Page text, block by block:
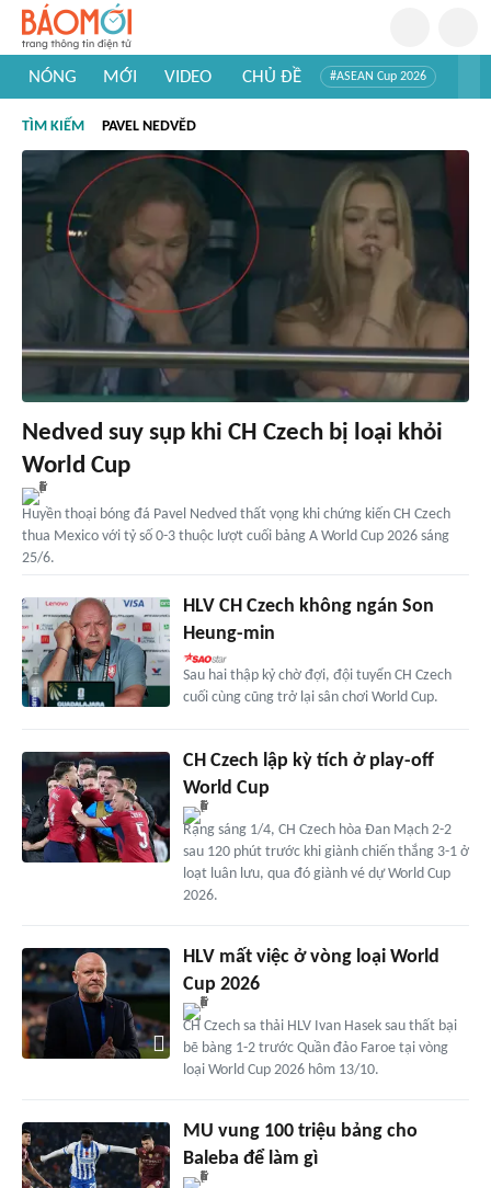
NÓNG MỚI VIDEO CHỦ ĐỀ #ASEAN Cup 2026
#Khám phá thế giới
TÌM KIẾM PAVEL NEDVĚD
Nedved suy sụp khi CH Czech bị loại khỏi
World Cup
Huyền thoại bóng đá Pavel Nedved thất vọng khi chứng kiến CH Czech
thua Mexico với tỷ số 0-3 thuộc lượt cuối bảng A World Cup 2026 sáng
25/6.
HLV CH Czech không ngán Son
Heung-min
Sau hai thập kỷ chờ đợi, đội tuyển CH Czech
cuối cùng cũng trở lại sân chơi World Cup.
CH Czech lập kỳ tích ở play-off
World Cup
Rạng sáng 1/4, CH Czech hòa Đan Mạch 2-2
sau 120 phút trước khi giành chiến thắng 3-1 ở
loạt luân lưu, qua đó giành vé dự World Cup
2026.
HLV mất việc ở vòng loại World
Cup 2026
CH Czech sa thải HLV Ivan Hasek sau thất bại
bẽ bàng 1-2 trước Quần đảo Faroe tại vòng
loại World Cup 2026 hôm 13/10.
MU vung 100 triệu bảng cho
Baleba để làm gì